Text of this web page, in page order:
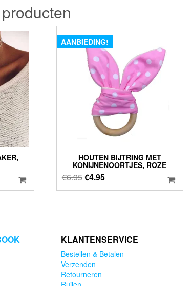
AANBIEDING!
HOUTEN BIJTRING MET
KONIJNENOORTJES, ROZE
€6.95Oorspronkelijke
prijs
€4.95Huidige
prijs
KLANTENSERVICE
Bestellen & Betalen
Verzenden
Retourneren